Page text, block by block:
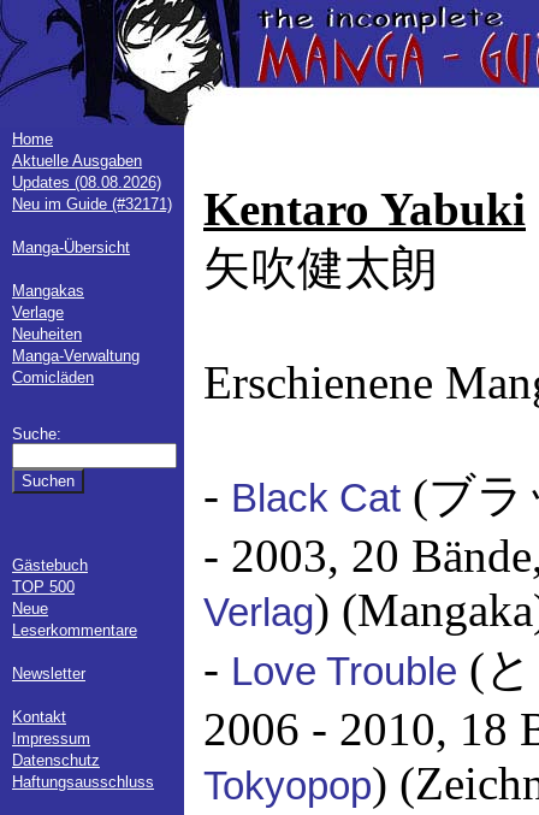
Home
Aktuelle Ausgaben
Updates (08.08.2026)
Neu im Guide (#32171)
Manga-Übersicht
Mangakas
Verlage
Neuheiten
Manga-Verwaltung
Comicläden
Suche:
Gästebuch
TOP 500
Neue
Leserkommentare
Newsletter
Kontakt
Impressum
Datenschutz
Haftungsausschluss
Kentaro Yabuki
矢吹健太朗
Erschienene
- Black Cat (ブラ
- 2003, 20
Verlag)
- Love Trouble (
2006 - 2010, 18
Tokyopop)